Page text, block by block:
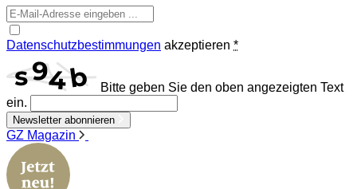
Datenschutzbestimmungen akzeptieren *
Bitte geben Sie den oben angezeigten Text
ein.
Newsletter abonnieren
GZ Magazin